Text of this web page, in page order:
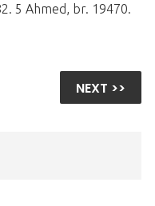
5 Ahmed, br. 19470.
NEXT >>